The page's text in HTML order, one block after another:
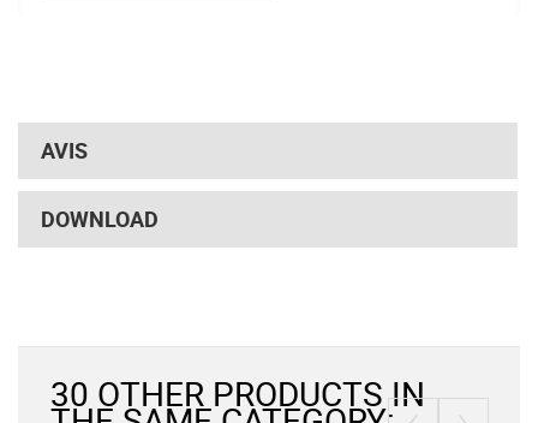
AVIS
DOWNLOAD
30 OTHER PRODUCTS IN